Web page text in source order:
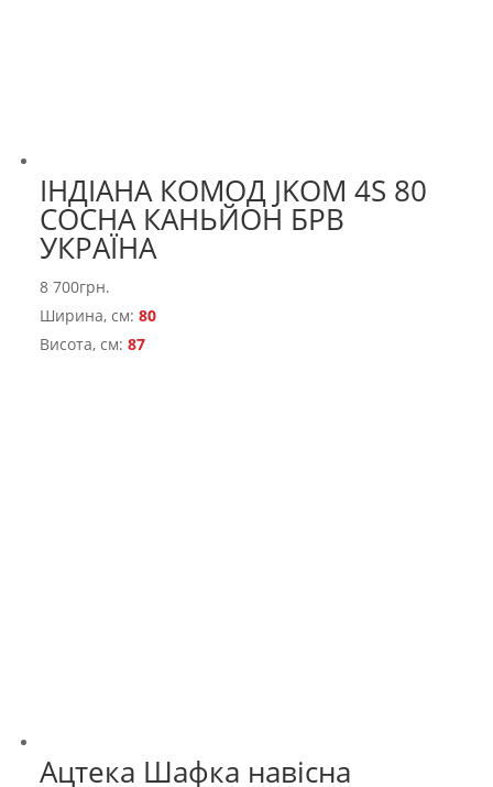
ІНДІАНА КОМОД JKOM 4S 80
СОСНА КАНЬЙОН БРВ
УКРАЇНА
8 700грн.
Ширина, см:80
Висота, см:87
Ацтека Шафка навісна